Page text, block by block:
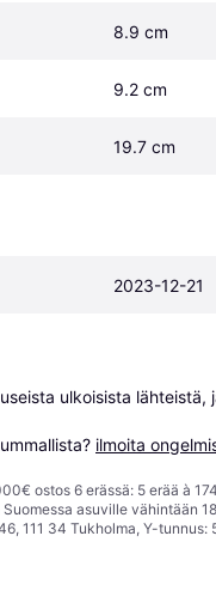
8.9 cm
9.2 cm
19.7 cm
2023-12-21
ulkoisista
ilmoita
ostos 6 erässä: 5 erää à
asuville vähintään
111 34 Tukholma, Y-